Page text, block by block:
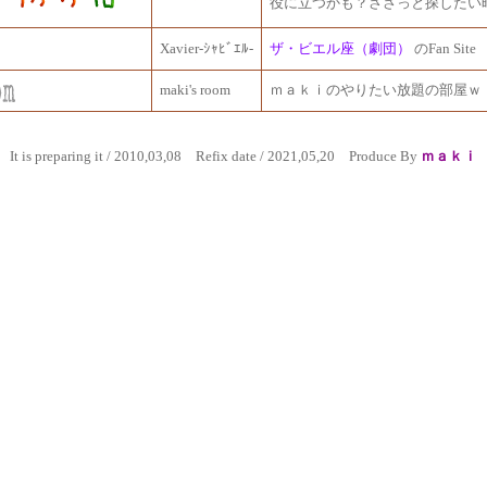
Xavier-ｼｬﾋﾞｴﾙ- ザ・ビエル座（劇団） のFan Site
maki's room ｍａｋｉのやりたい放題の部屋ｗ
is preparing it / 2010,03,08 Refix date / 2021,05,20 Produce By ｍａｋｉ